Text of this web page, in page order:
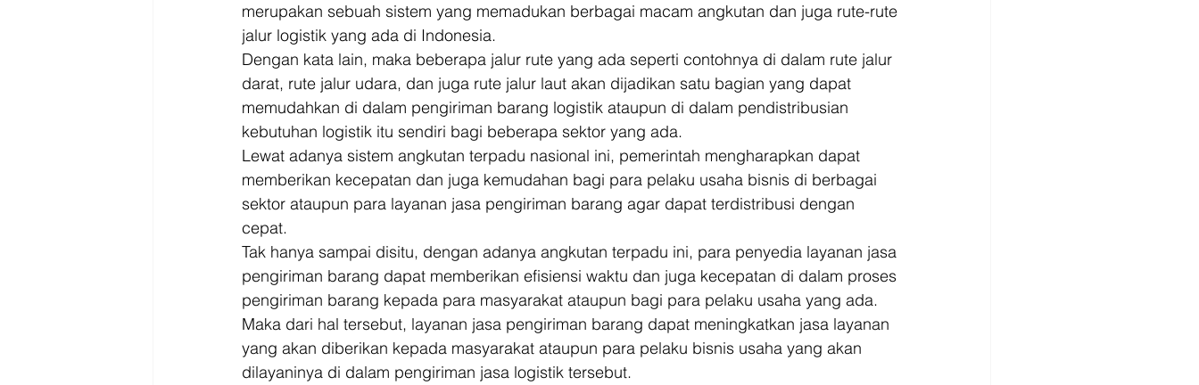
merupakan sebuah sistem yang memadukan berbagai macam angkutan dan juga rute-rute
jalur logistik yang ada di Indonesia.
Dengan kata lain, maka beberapa jalur rute yang ada seperti contohnya di dalam rute jalur
darat, rute jalur udara, dan juga rute jalur laut akan dijadikan satu bagian yang dapat
memudahkan di dalam pengiriman barang logistik ataupun di dalam pendistribusian
kebutuhan logistik itu sendiri bagi beberapa sektor yang ada.
Lewat adanya sistem angkutan terpadu nasional ini, pemerintah mengharapkan dapat
memberikan kecepatan dan juga kemudahan bagi para pelaku usaha bisnis di berbagai
sektor ataupun para layanan jasa pengiriman barang agar dapat terdistribusi dengan
cepat.
Tak hanya sampai disitu, dengan adanya angkutan terpadu ini, para penyedia layanan jasa
pengiriman barang dapat memberikan efisiensi waktu dan juga kecepatan di dalam proses
pengiriman barang kepada para masyarakat ataupun bagi para pelaku usaha yang ada.
Maka dari hal tersebut, layanan jasa pengiriman barang dapat meningkatkan jasa layanan
yang akan diberikan kepada masyarakat ataupun para pelaku bisnis usaha yang akan
dilayaninya di dalam pengiriman jasa logistik tersebut.